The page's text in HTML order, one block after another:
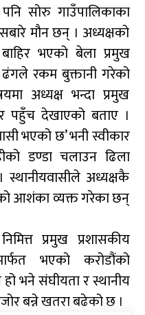
सोरु गाउँपालिकाका
मौन छन् । अध्यक्षको
भएको बेला प्रमुख
रकम बुक्तानी गरेको
अध्यक्ष भन्दा प्रमुख
पहुँच देखाएको बताए ।
भएको छ’ भनी स्वीकार
डण्डा चलाउन ढिला
स्थानीयवासीले अध्यक्षकै
आशंका व्यक्त गरेका छन्
प्रमुख प्रशासकीय
भएको करोडौंको
भने संघीयता र स्थानीय
बन्ने खतरा बढेको छ ।